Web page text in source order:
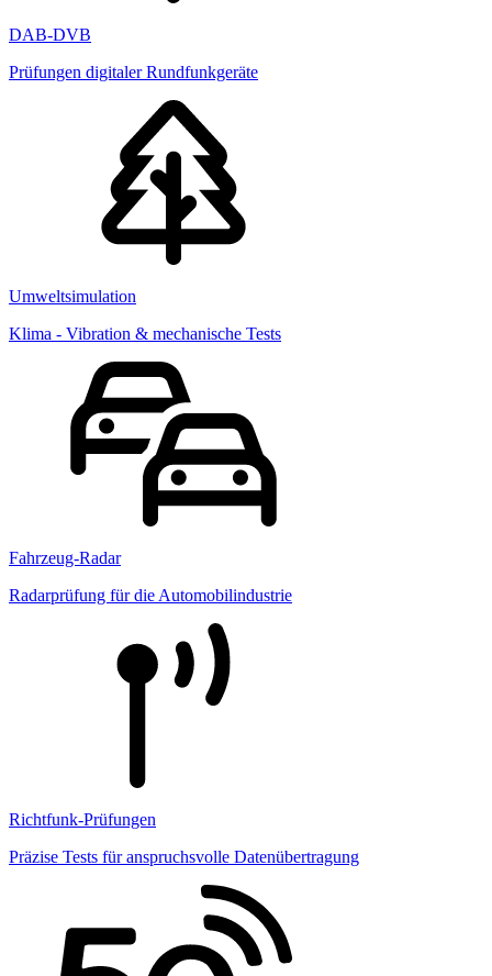
DAB-DVB
Prüfungen digitaler Rundfunkgeräte
Umweltsimulation
Klima - Vibration & mechanische Tests
Fahrzeug-Radar
Radarprüfung für die Automobilindustrie
Richtfunk-Prüfungen
Präzise Tests für anspruchsvolle Datenübertragung